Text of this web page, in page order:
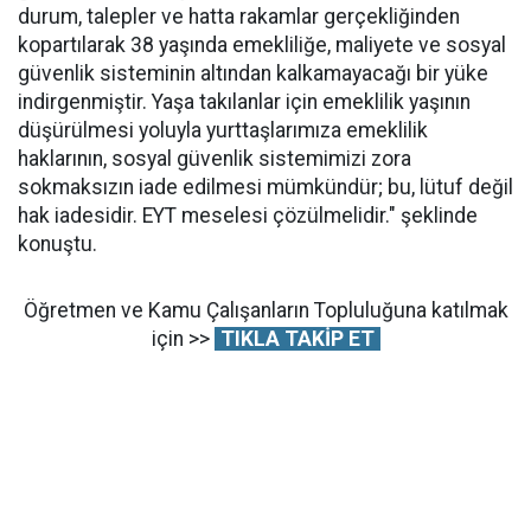
durum, talepler ve hatta rakamlar gerçekliğinden
kopartılarak 38 yaşında emekliliğe, maliyete ve sosyal
güvenlik sisteminin altından kalkamayacağı bir yüke
indirgenmiştir. Yaşa takılanlar için emeklilik yaşının
düşürülmesi yoluyla yurttaşlarımıza emeklilik
haklarının, sosyal güvenlik sistemimizi zora
sokmaksızın iade edilmesi mümkündür; bu, lütuf değil
hak iadesidir. EYT meselesi çözülmelidir." şeklinde
konuştu.
Öğretmen ve Kamu Çalışanların Topluluğuna katılmak
için >> TIKLA TAKİP ET